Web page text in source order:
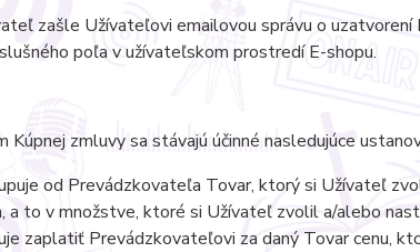
zašle Užívateľovi emailovou správu o uzatvorení
poľa v užívateľskom prostredí E-shopu.
zmluvy sa stávajú účinné nasledujúce
od Prevádzkovateľa Tovar, ktorý si Užívateľ
a to v množstve, ktoré si Užívateľ zvolil a/alebo
zaplatiť Prevádzkovateľovi za daný Tovar cenu,